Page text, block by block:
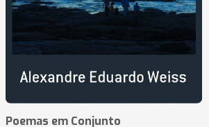
Poemas em Conjunto